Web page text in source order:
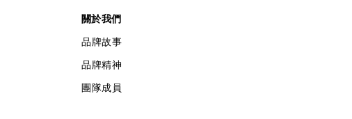
關於我們
品牌故事
品牌精神
團隊成員